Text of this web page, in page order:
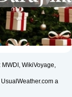
WikiVoyage,
a